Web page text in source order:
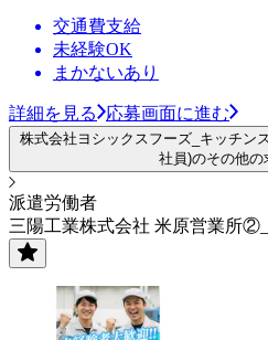
交通費支給
未経験OK
まかないあり
詳細を見る 応募画面に進む
株式会社ヨシックスフーズ_キッチン
社員)のその他の
派遣労働者
三陽工業株式会社 米原営業所